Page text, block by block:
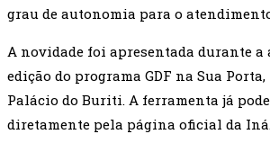
grau de autonomia para o
A novidade foi apresentada durante a
edição do programa GDF na Sua
Palácio do Buriti. A ferramenta já
diretamente pela página oficial da